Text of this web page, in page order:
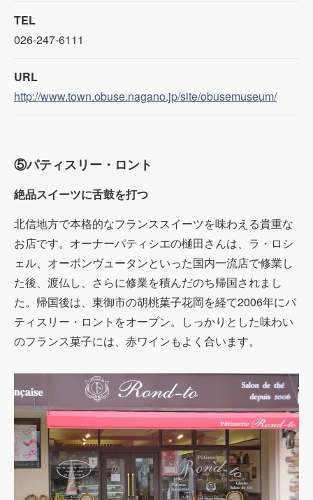
TEL
026-247-6111
URL
http://www.town.obuse.nagano.jp/site/obusemuseum/
⑤パティスリー・ロント
絶品スイーツに舌鼓を打つ
北信地方で本格的なフランススイーツを味わえる貴重な
お店です。オーナーパティシエの樋田さんは、ラ・ロシ
ェル、オーボンヴュータンといった国内一流店で修業し
た後、渡仏し、さらに修業を積んだのち帰国されまし
た。帰国後は、東御市の胡桃菓子花岡を経て2006年にパ
ティスリー・ロントをオープン。しっかりとした味わい
のフランス菓子には、赤ワインもよく合います。